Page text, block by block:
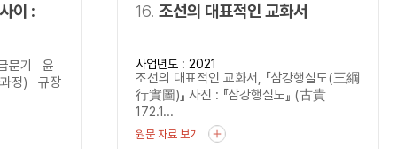
이 :
문기 윤
과정) 규장
16. 조선의 대표적인 교화서
사업년도 : 2021
조선의 대표적인 교화서, 『삼강행실도(三綱
行實圖)』 사진 : 『삼강행실도』 (古貴
172.1...
원문 자료 보기